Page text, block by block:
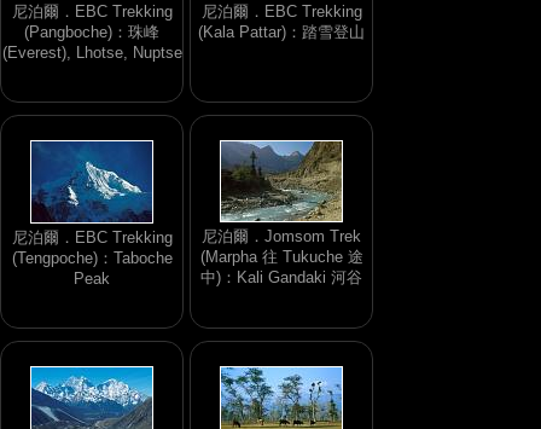
尼泊爾．EBC Trekking
(Pangboche)：珠峰
(Everest), Lhotse, Nuptse
尼泊爾．EBC Trekking
(Kala Pattar)：踏雪登山
尼泊爾．EBC Trekking
(Tengpoche)：Taboche
Peak
尼泊爾．Jomsom Trek
(Marpha 往 Tukuche 途
中)：Kali Gandaki 河谷